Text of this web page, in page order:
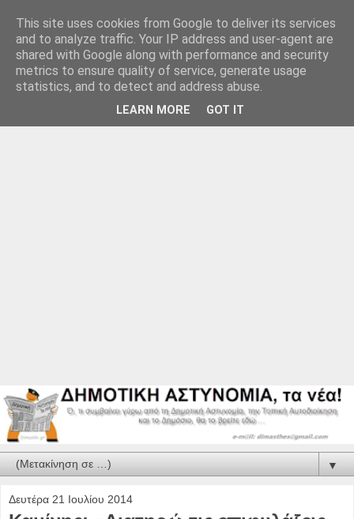
▼
Δευτέρα 21 Ιουλίου 2014
This site uses cookies from Google to deliver its services
and to analyze traffic. Your IP address and user-agent are
shared with Google along with performance and security
metrics to ensure quality of service, generate usage
statistics, and to detect and address abuse.
LEARN MORE GOT IT